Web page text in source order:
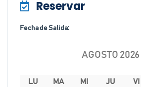
Reservar
Fecha de Salida:
AGOSTO 2026
LU MA MI JU VI